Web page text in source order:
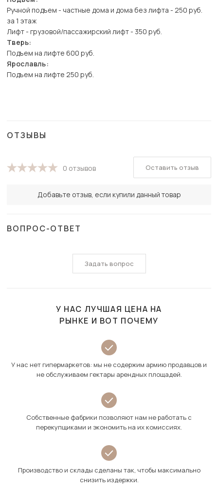
Ручной подъем - частные дома и дома без лифта - 250 руб.
за 1 этаж
Лифт - грузовой/пассажирский лифт - 350 руб.
Тверь:
Подъем на лифте 600 руб.
Ярославль:
Подъем на лифте 250 руб.
ОТЗЫВЫ
0 отзывов
Добавьте отзыв, если купили данный товар
Оставить отзыв
ВОПРОС-ОТВЕТ
Задать вопрос
У НАС ЛУЧШАЯ ЦЕНА НА
РЫНКЕ И ВОТ ПОЧЕМУ
У нас нет гипермаркетов: мы не содержим армию продавцов и
не обслуживаем гектары арендных площадей.
Собственные фабрики позволяют нам не работать с
перекупщиками и экономить на их комиссиях.
Производство и склады сделаны так, чтобы максимально
снизить издержки.